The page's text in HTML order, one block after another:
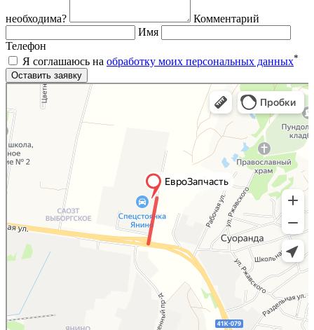
необходима?
Комментарий
Имя
Телефон
Я соглашаюсь на обработку моих персональных данных*
Яндекс.Карты
Яндекс.Карты — поиск мест и адресов, городской транспорт